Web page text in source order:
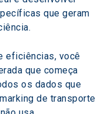
que geram
eficiências, você
que começa
os dados que
de transporte